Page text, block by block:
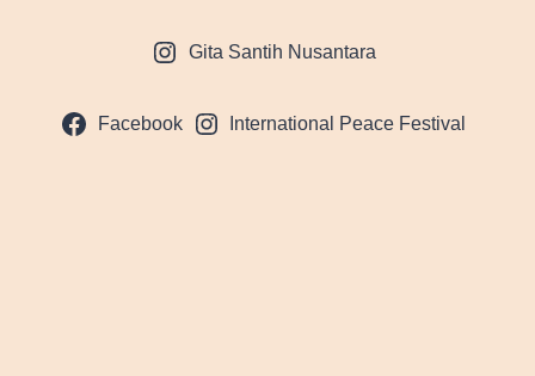
Gita Santih Nusantara
Facebook International Peace Festival